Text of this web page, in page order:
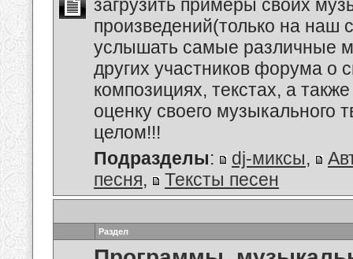
загрузить примеры своих
произведений(только на наш
услышать самые различные
других участников форума о
композициях, текстах, а
оценку своего музыкального
целом!!!
Подразделы: dj-миксы,
песня, Тексты песен
Раздел